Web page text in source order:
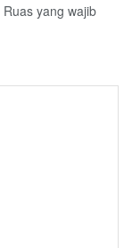
Ruas yang wajib